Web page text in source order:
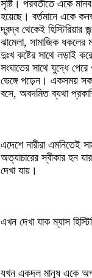
সৃষ্টি। পরবর্তীতে একে
হয়েছে। বর্তমানে একে
দ্বন্দ্ব থেকেই
ঝামেলা, সামাজিক ধকলের
দুঃখ কষ্টের সাথে লড়াই
সংঘাতের সাথে যুদ্ধে
ভেঙ্গে পড়েন। একসময়
বসে, অবদমিত ব্যথা
এদেশে নারীরা এমনিতেই
অত্যাচারের স্বীকার হন
দেখা যায়।
এখন দেখা যাক ম্যাস
যখন একদল মানুষ একে